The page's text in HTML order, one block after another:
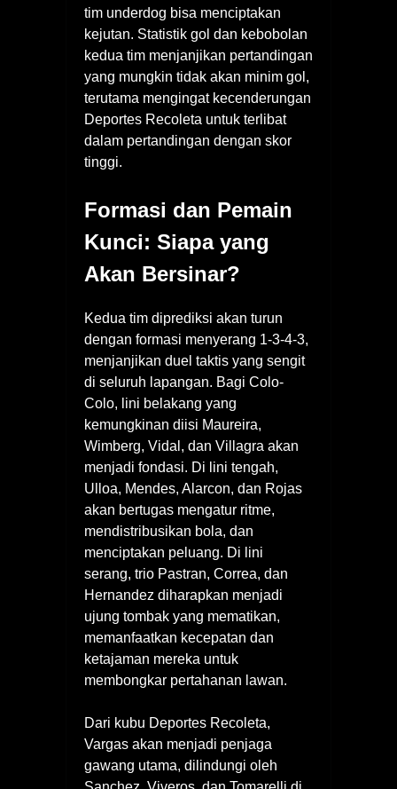
tim underdog bisa menciptakan
kejutan. Statistik gol dan kebobolan
kedua tim menjanjikan pertandingan
yang mungkin tidak akan minim gol,
terutama mengingat kecenderungan
Deportes Recoleta untuk terlibat
dalam pertandingan dengan skor
tinggi.
Formasi dan Pemain
Kunci: Siapa yang
Akan Bersinar?
Kedua tim diprediksi akan turun
dengan formasi menyerang 1-3-4-3,
menjanjikan duel taktis yang sengit
di seluruh lapangan. Bagi Colo-
Colo, lini belakang yang
kemungkinan diisi Maureira,
Wimberg, Vidal, dan Villagra akan
menjadi fondasi. Di lini tengah,
Ulloa, Mendes, Alarcon, dan Rojas
akan bertugas mengatur ritme,
mendistribusikan bola, dan
menciptakan peluang. Di lini
serang, trio Pastran, Correa, dan
Hernandez diharapkan menjadi
ujung tombak yang mematikan,
memanfaatkan kecepatan dan
ketajaman mereka untuk
membongkar pertahanan lawan.
Dari kubu Deportes Recoleta,
Vargas akan menjadi penjaga
gawang utama, dilindungi oleh